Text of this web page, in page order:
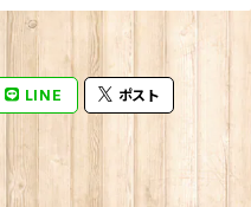
LINE ポスト